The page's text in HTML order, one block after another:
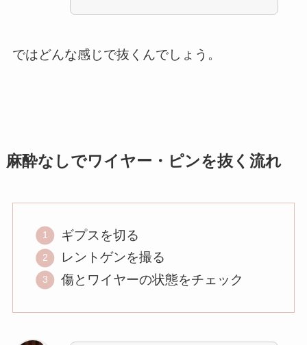
ではどんな感じで抜くんでしょう。
麻酔なしでワイヤー・ピンを抜く流れ
ギプスを切る
レントゲンを撮る
傷とワイヤーの状態をチェック